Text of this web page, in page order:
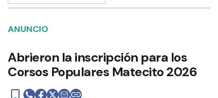
ANUNCIO
Abrieron la inscripción para los
Corsos Populares Matecito 2026